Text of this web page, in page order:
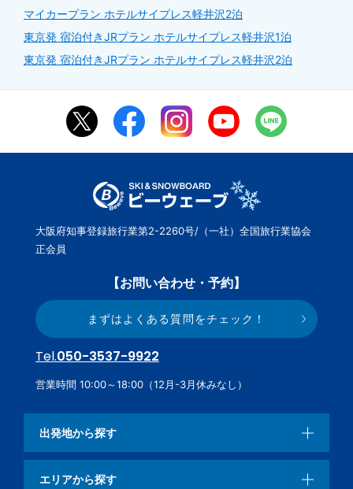
マイカープラン ホテルサイプレス軽井沢2泊
東京発 宿泊付きJRプラン ホテルサイプレス軽井沢1泊
東京発 宿泊付きJRプラン ホテルサイプレス軽井沢2泊
大阪府知事登録旅行業第2-2260号/（一社）全国旅行業協会
正会員
【お問い合わせ・予約】
まずはよくある質問をチェック！
Tel.050-3537-9922
営業時間 10:00～18:00（12月-3月休みなし）
出発地から探す
エリアから探す